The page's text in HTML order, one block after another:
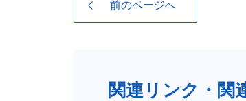
前のページへ
関連リンク・関